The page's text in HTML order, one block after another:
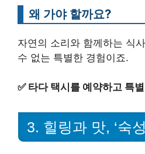
왜 가야 할까요?
자연의 소리와 함께하는 식
수 없는 특별한 경험이죠.
✅ 타다 택시를 예약하고 특
3. 힐링과 맛, ‘숙